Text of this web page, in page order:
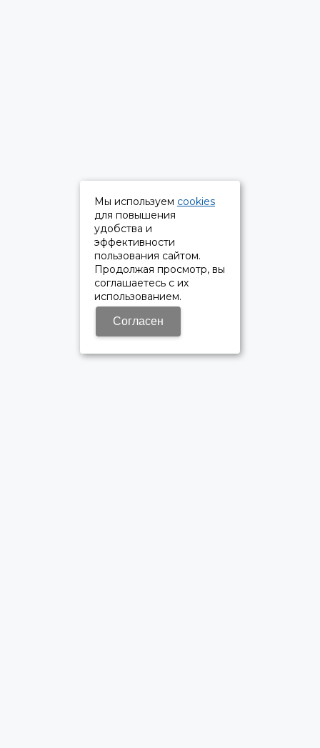
Мы используем cookies
для повышения
удобства и
эффективности
пользования сайтом.
Продолжая просмотр, вы
соглашаетесь с их
использованием.
Согласен